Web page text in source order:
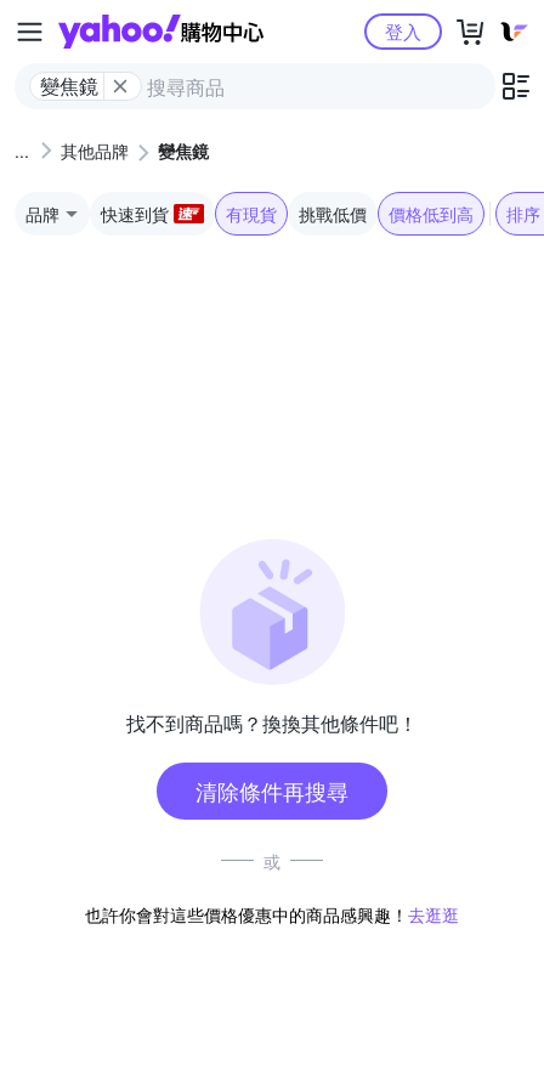
Yahoo購物中心
變焦鏡
登入
其他品牌 變焦鏡
品牌 快速到貨 有現貨 挑戰低價 價格低到高 排序
找不到商品嗎？換換其他條件吧！
清除條件再搜尋
或
也許你會對這些價格優惠中的商品感興趣！ 去逛逛